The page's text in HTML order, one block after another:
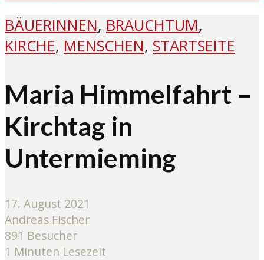
BÄUERINNEN, BRAUCHTUM,
KIRCHE, MENSCHEN, STARTSEITE
Maria Himmelfahrt –
Kirchtag in
Untermieming
17. August 2021
Andreas Fischer
891 Besucher
1 Minuten Lesezeit